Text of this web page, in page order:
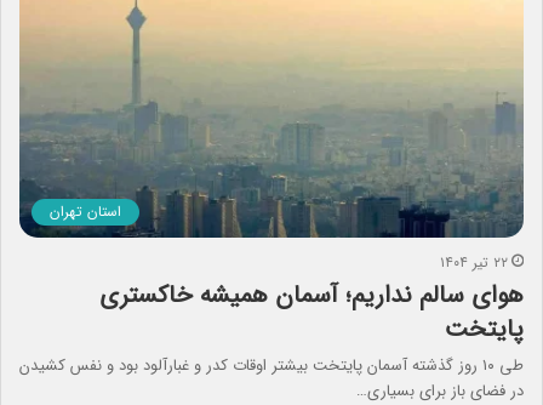
استان تهران
۲۲ تیر ۱۴۰۴
هوای سالم نداریم؛ آسمان همیشه خاکستری
پایتخت
طی ۱۰ روز گذشته آسمان پایتخت بیشتر اوقات کدر و غبارآلود بود و نفس‌ کشیدن
در فضای باز برای بسیاری…